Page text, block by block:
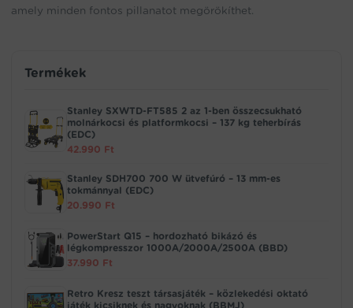
amely minden fontos pillanatot megörökíthet.
Termékek
Stanley SXWTD-FT585 2 az 1-ben összecsukható
molnárkocsi és platformkocsi – 137 kg teherbírás
(EDC)
42.990 Ft
Stanley SDH700 700 W ütvefúró – 13 mm-es
tokmánnyal (EDC)
20.990 Ft
PowerStart Q15 – hordozható bikázó és
légkompresszor 1000A/2000A/2500A (BBD)
37.990 Ft
Retro Kresz teszt társasjáték – közlekedési oktató
játék kicsiknek és nagyoknak (BBMJ)